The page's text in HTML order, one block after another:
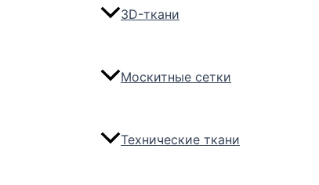
3D-ткани
Москитные сетки
Технические ткани